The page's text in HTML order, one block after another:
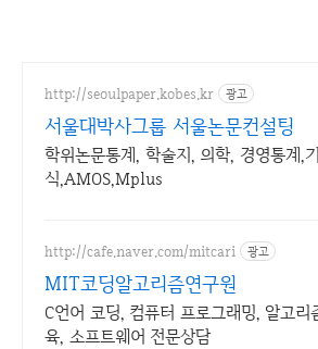
http://seoulpaper.kobes.kr 광고
서울대박사그룹 서울논문컨설팅
학위논문통계, 학술지, 의학, 경영통계,
식,AMOS,Mplus
http://cafe.naver.com/mitcari 광고
MIT코딩알고리즘연구원
C언어 코딩, 컴퓨터 프로그래밍, 알고리
육, 소프트웨어 전문상담